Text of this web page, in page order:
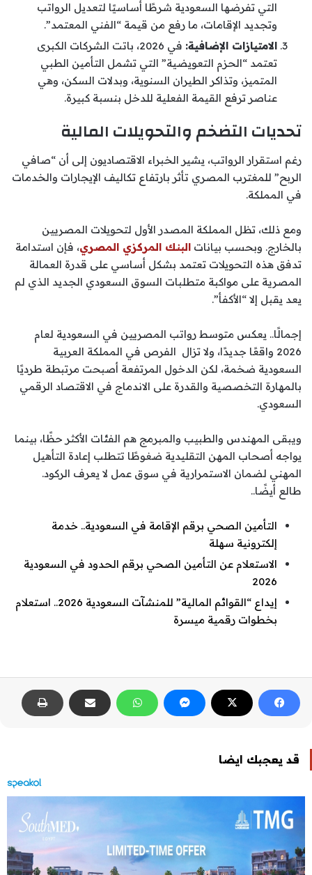
التي تفرضها السعودية شرطًا أساسيًا لتعديل الرواتب
وتجديد الإقامات، ما رفع من قيمة “الفني المعتمد”.
الامتيازات الإضافية:
في 2026، باتت الشركات الكبرى
تعتمد “الحزم التعويضية” التي تشمل التأمين الطبي
المتميز، وتذاكر الطيران السنوية، وبدلات السكن، وهي
عناصر ترفع القيمة الفعلية للدخل بنسبة كبيرة.
تحديات التضخم والتحويلات المالية
رغم استقرار الرواتب، يشير الخبراء الاقتصاديون إلى أن “صافي
الربح” للمغترب المصري تأثر بارتفاع تكاليف الإيجارات والخدمات
في المملكة.
ومع ذلك، تظل المملكة المصدر الأول لتحويلات المصريين
بالخارج. وبحسب بيانات البنك المركزي المصري، فإن استدامة
تدفق هذه التحويلات تعتمد بشكل أساسي على قدرة العمالة
المصرية على مواكبة متطلبات السوق السعودي الجديد الذي لم
يعد يقبل إلا “الأكفأ”.
إجمالًا.. يعكس متوسط رواتب المصريين في السعودية لعام
2026 واقعًا جديدًا، ولا تزال الفرص في المملكة العربية
السعودية ضخمة، لكن الدخول المرتفعة أصبحت مرتبطة طرديًا
بالمهارة التخصصية والقدرة على الاندماج في الاقتصاد الرقمي
السعودي.
ويبقى المهندس والطبيب والمبرمج هم الفئات الأكثر حظًا، بينما
يواجه أصحاب المهن التقليدية ضغوطًا تتطلب إعادة التأهيل
المهني لضمان الاستمرارية في سوق عمل لا يعرف الركود.
طالع أيضًا..
التأمين الصحي برقم الإقامة في السعودية.. خدمة
إلكترونية سهلة
الاستعلام عن التأمين الصحي برقم الحدود في السعودية
2026
إيداع “القوائم المالية” للمنشآت السعودية 2026.. استعلام
بخطوات رقمية ميسرة
قد يعجبك ايضا